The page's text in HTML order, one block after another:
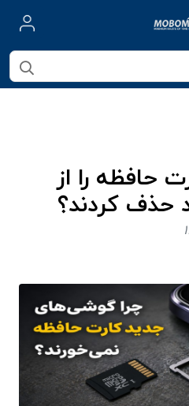
حافظه را از
کردند؟